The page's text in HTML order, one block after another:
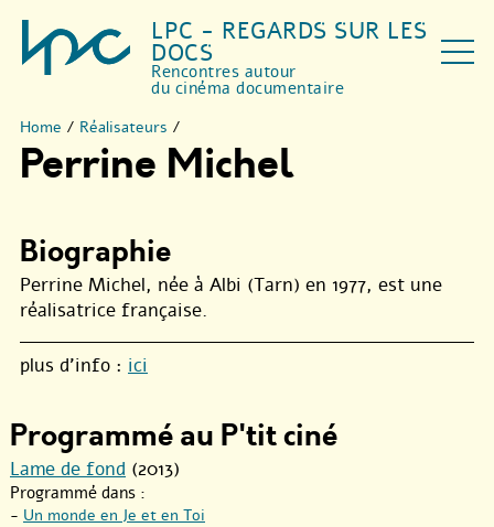
LPC - REGARDS SUR LES
DOCS
Rencontres autour
du cinéma documentaire
Home / Réalisateurs /
Perrine Michel
Biographie
Perrine Michel, née à Albi (Tarn) en 1977, est une
réalisatrice française.
plus d’info : ici
Programmé au P'tit ciné
Lame de fond (2013)
Programmé dans :
- Un monde en Je et en Toi